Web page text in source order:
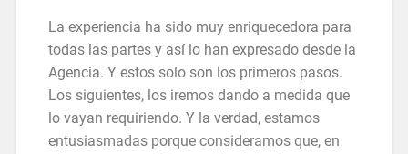
La experiencia ha sido muy enriquecedora para
todas las partes y así lo han expresado desde la
Agencia. Y estos solo son los primeros pasos.
Los siguientes, los iremos dando a medida que
lo vayan requiriendo. Y la verdad, estamos
entusiasmadas porque consideramos que, en